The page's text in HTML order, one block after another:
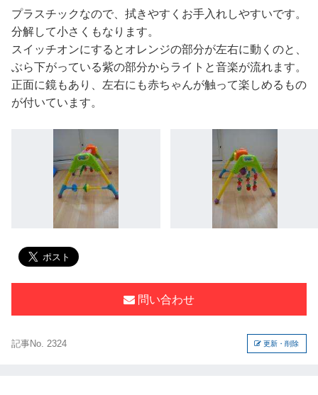
プラスチックなので、拭きやすくお手入れしやすいです。
分解して小さくもなります。
スイッチオンにするとオレンジの部分が左右に動くのと、
ぶら下がっている紫の部分からライトと音楽が流れます。
正面に鏡もあり、左右にも赤ちゃんが触って楽しめるもの
が付いています。
問い合わせ
記事No. 2324 更新・削除